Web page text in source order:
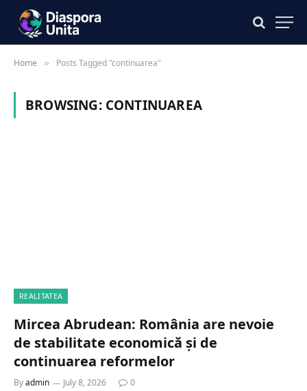
Home » Posts Tagged "continuarea"
BROWSING: CONTINUAREA
REALITATEA
Mircea Abrudean: România are nevoie
de stabilitate economică și de
continuarea reformelor
Byadmin July 8, 2026 0